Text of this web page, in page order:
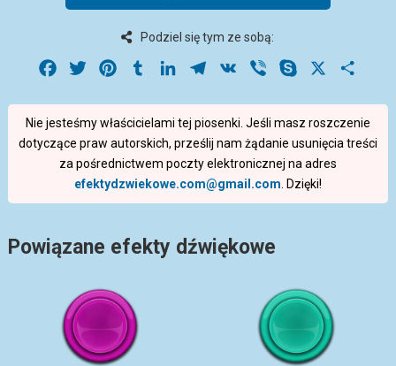
Podziel się tym ze sobą:
Facebook
Twitter PinterestTumblrLinkedInTelegram
VK Viber Skype
Nie jesteśmy właścicielami tej piosenki. Jeśli masz roszczenie
dotyczące praw autorskich, prześlij nam żądanie usunięcia treści
za pośrednictwem poczty elektronicznej na adres
efektydzwiekowe.com@gmail.com . Dzięki!
Powiązane efekty dźwiękowe